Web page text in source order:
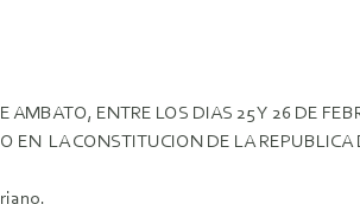
ENTRE LOS DIAS 25 Y 26 DE
EN LA CONSTITUCION DE LA REPUBLICA